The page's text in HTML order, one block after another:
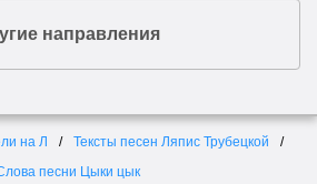
направления
на Л
Тексты песен Ляпис Трубецкой
песни Цыки цык